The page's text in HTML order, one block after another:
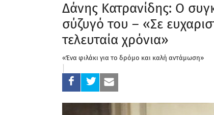
Δάνης Κατρανίδης: Ο
σύζυγό του – «Σε
τελευταία χρόνια»
«Ένα φιλάκι για το δρόμο και καλή αντάμωση»